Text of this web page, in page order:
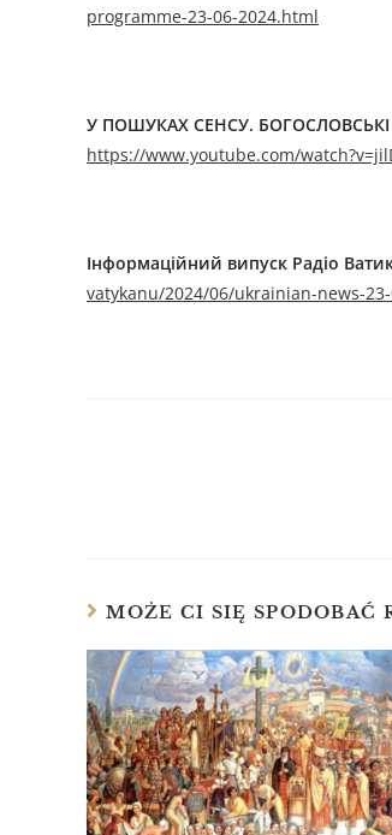
programme-23-06-2024.html
У ПОШУКАХ CEНСУ.
https://www.youtube.com/
Інформаційний випуск Радіо
vatykanu/2024/06/ukrainian-news-
MOŻE CI SIĘ SPODOBAĆ